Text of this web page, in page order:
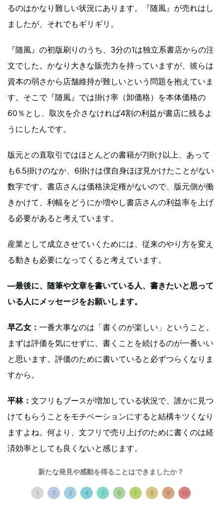
るのはかなり難しい状況にあります。『随風』が売れはし
ましたが、それでもギリギリ。
『随風』の初版刷りのうち、3分の1は独立系書店からの注
文でした。かなり大きな販売力を持っていますが、彼らは
資本の弱さから店舗維持が難しいという問題を抱えていま
す。そこで『随風』では掛け率（卸価格）を本体価格の
60％とし、取次を介さなければ4割の利益が書店に残るよ
うにしたんです。
版元との直取引ではほとんどの書籍が7掛け以上、あって
も6.5掛けのなか、6掛けは僕自身ほぼ見かけたことがない
数字です。書店さんは価格決定権がないので、版元側が働
きかけて、利幅をどうにか増やし書店さんの利益率を上げ
る必要があると考えています。
産業として成立させていくためには、従来のやり方を変え
る動きも必要になってくると考えています。
―最後に、随筆や文章を書いている人、書きたいと思って
いる人にメッセージをお願いします。
早乙女： 一番大事なのは「書くのが楽しい」ということ。
まずは評価を気にせずに、書くことを続けるのが一番いい
と思います。評価のために書いていると必ずつらくなりま
すから。
平林： 文フリもブースが増加している状況で、誰かに見つ
けてもらうことをモチベーションにすると結構キツくなり
ますよね。何より、文フリで売り上げのために書くのは経
済効率としても良くないと感じます。
早乙女：その結果、より過激な体験を書こうとしてしまう
こともあります。そうではなく、まずは自分が好きなもの
新たな発見や感動を得ることはできましたか？
1 2 3 4 5 6 7 8 9 10